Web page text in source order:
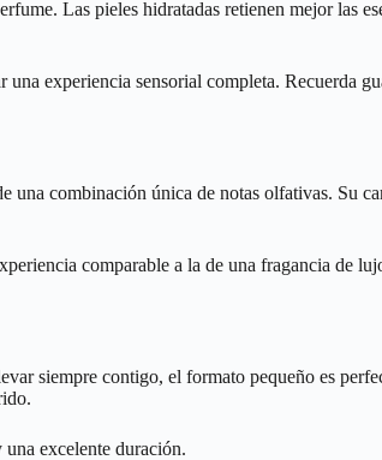
Las pieles hidratadas retienen mejor las
experiencia sensorial completa. Recuerda
una combinación única de notas olfativas. Su
comparable a la de una fragancia de
siempre contigo, el formato pequeño es
excelente duración.